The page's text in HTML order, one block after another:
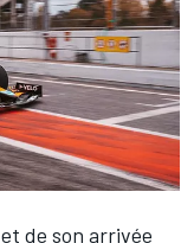
et de son arrivée